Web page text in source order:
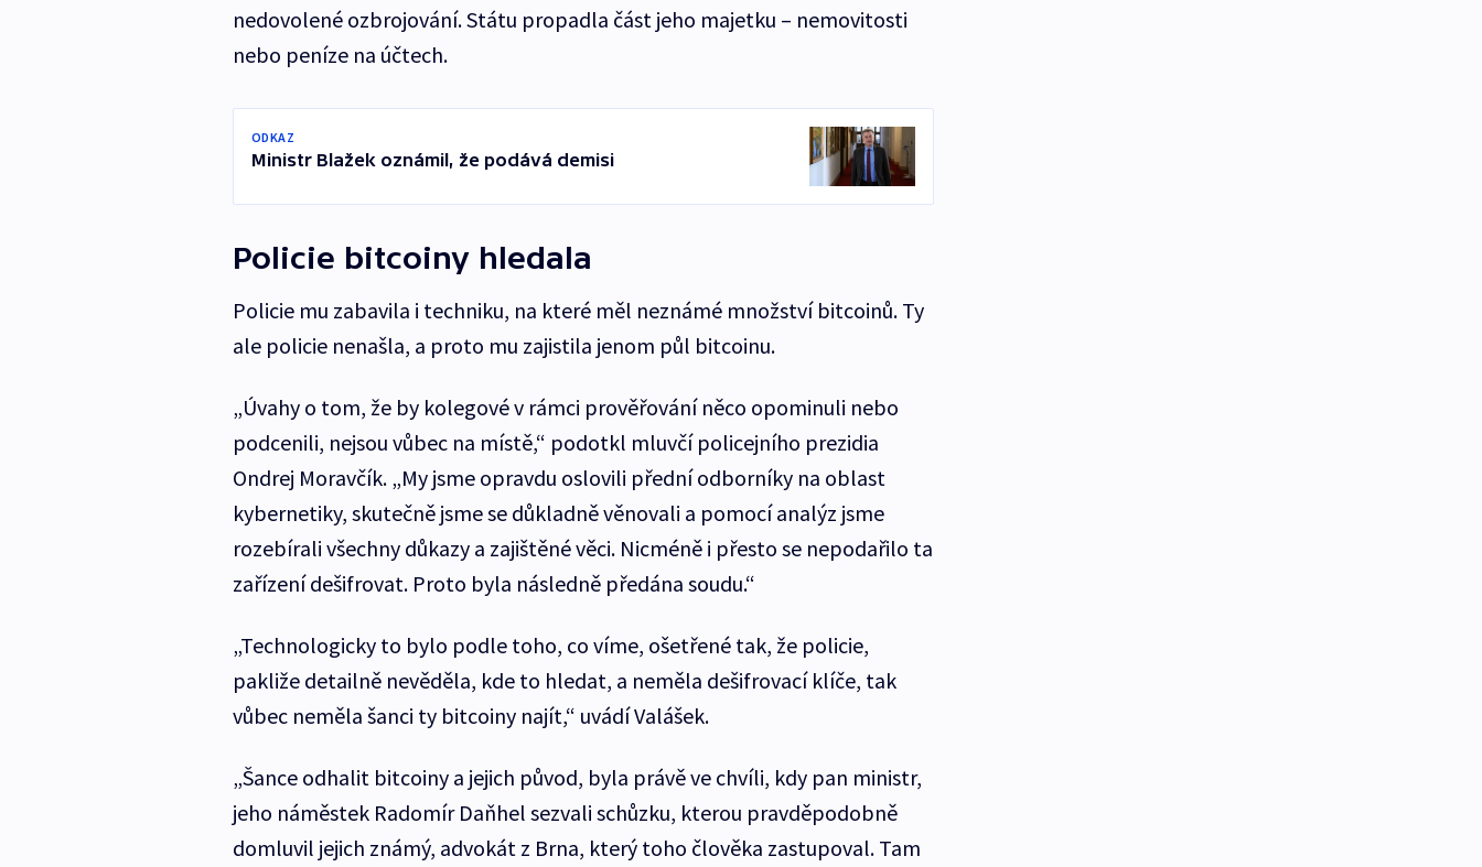
nedovolené ozbrojování. Státu propadla část jeho majetku – nemovitosti
nebo peníze na účtech.
ODKAZ
Ministr Blažek oznámil, že podává demisi
Policie bitcoiny hledala
Policie mu zabavila i techniku, na které měl neznámé množství bitcoinů. Ty
ale policie nenašla, a proto mu zajistila jenom půl bitcoinu.
„Úvahy o tom, že by kolegové v rámci prověřování něco opominuli nebo
podcenili, nejsou vůbec na místě,“ podotkl mluvčí policejního prezidia
Ondrej Moravčík. „My jsme opravdu oslovili přední odborníky na oblast
kybernetiky, skutečně jsme se důkladně věnovali a pomocí analýz jsme
rozebírali všechny důkazy a zajištěné věci. Nicméně i přesto se nepodařilo ta
zařízení dešifrovat. Proto byla následně předána soudu.“
„Technologicky to bylo podle toho, co víme, ošetřené tak, že policie,
pakliže detailně nevěděla, kde to hledat, a neměla dešifrovací klíče, tak
vůbec neměla šanci ty bitcoiny najít,“ uvádí Valášek.
„Šance odhalit bitcoiny a jejich původ, byla právě ve chvíli, kdy pan ministr,
jeho náměstek Radomír Daňhel sezvali schůzku, kterou pravděpodobně
domluvil jejich známý, advokát z Brna, který toho člověka zastupoval. Tam